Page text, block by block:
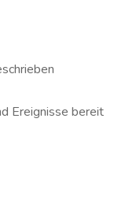
Ereignisse bereit